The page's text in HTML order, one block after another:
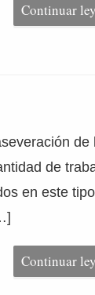
Continuar
de
de
en este
Continuar